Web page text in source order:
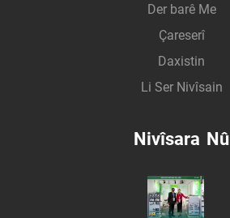
Der barê Me
Çareserî
Daxistin
Li Ser Nivîsain
Nivîsara Nû